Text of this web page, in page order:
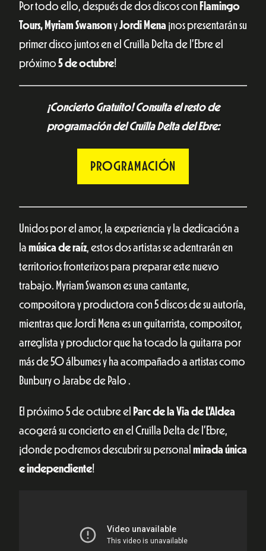
Por todo ello, después de dos discos con Flamingo
Tours, Myriam SwansonyJordi Mena ¡nos presentarán su
primer disco juntos en el Cruïlla Delta de l’Ebre el
próximo 5 de octubre!
¡Concierto Gratuito! Consulta el resto de
programación del Cruïlla Delta del Ebre:
PROGRAMACIÓN
Unidos por el amor, la experiencia y la dedicación a
la música de raíz, estos dos artistas se adentrarán en
territorios fronterizos para preparar este nuevo
trabajo. Myriam Swanson es una cantante,
compositora y productora con 5 discos de su autoría,
mientras que Jordi Mena es un guitarrista, compositor,
arreglista y productor que ha tocado la guitarra por
más de 50 álbumes y ha acompañado a artistas como
Bunbury o Jarabe de Palo .
El próximo 5 de octubre el Parc de la Via de L’Aldea
acogerá su concierto en el Cruïlla Delta de l’Ebre,
¡donde podremos descubrir su personal mirada única
e independiente!